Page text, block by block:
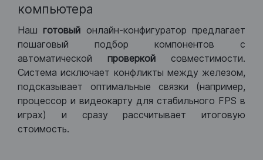
компьютера
Нашготовый онлайн-конфигуратор предлагает
пошаговый подбор компонентов с
автоматической проверкой совместимости.
Система исключает конфликты между железом,
подсказывает оптимальные связки (например,
процессор и видеокарту для стабильного FPS в
играх) и сразу рассчитывает итоговую
стоимость.